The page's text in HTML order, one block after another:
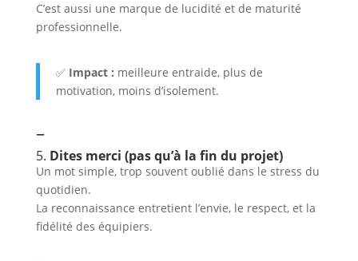
C’est aussi une marque de lucidité et de maturité
professionnelle.
✅ Impact : meilleure entraide, plus de
motivation, moins d’isolement.
–
5. Dites merci (pas qu’à la fin du projet)
Un mot simple, trop souvent oublié dans le stress du
quotidien.
La reconnaissance entretient l’envie, le respect, et la
fidélité des équipiers.